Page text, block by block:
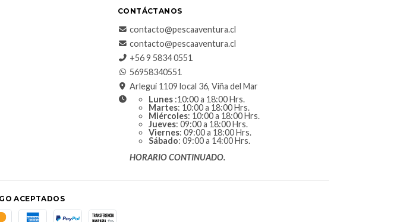
CONTÁCTANOS
contacto@pescaaventura.cl
contacto@pescaaventura.cl
+56 9 5834 0551
56958340551
Arlegui 1109 local 36, Viña del Mar
Lunes :10:00 a 18:00 Hrs.
Martes: 10:00 a 18:00 Hrs.
Miércoles: 10:00 a 18:00 Hrs.
Jueves: 09:00 a 18:00 Hrs.
Viernes: 09:00 a 18:00 Hrs.
Sábado: 09:00 a 14:00 Hrs.
HORARIO CONTINUADO.
ACEPTADOS